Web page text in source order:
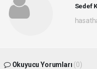
Sedef
Okuyucu Yorumları (0)